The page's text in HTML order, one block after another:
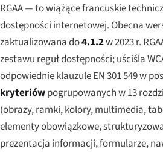
RGAA — to wiążące francuskie
dostępności internetowej. Obecna
zaktualizowana do4.1.2w 2023 r.
zestawu reguł dostępności; uściśla
odpowiednie klauzule EN 301 549 w
kryteriówpogrupowanych w 13
(obrazy, ramki, kolory, multimedia,
elementy obowiązkowe,
prezentacja informacji, formularze,